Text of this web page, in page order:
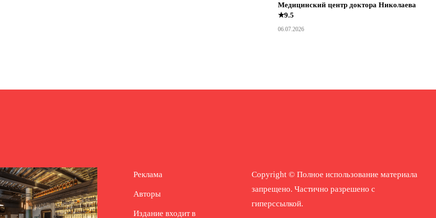
Медицинский центр доктора Николаева
★9.5
06.07.2026
Реклама
Авторы
Издание входит в
Copyright © Полное использование материала
запрещено. Частично разрешено с
гиперссылкой.